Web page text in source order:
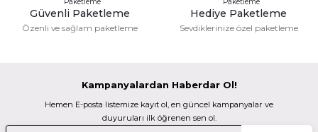
Güvenli Paketleme
Özenli ve sağlam paketleme
Hediye Paketleme
Sevdiklerinize özel paketleme
Kampanyalardan Haberdar Ol!
Hemen E-posta listemize kayıt ol, en güncel kampanyalar ve
duyuruları ilk öğrenen sen ol.